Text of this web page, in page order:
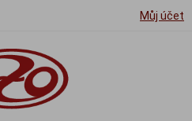
Můj účet